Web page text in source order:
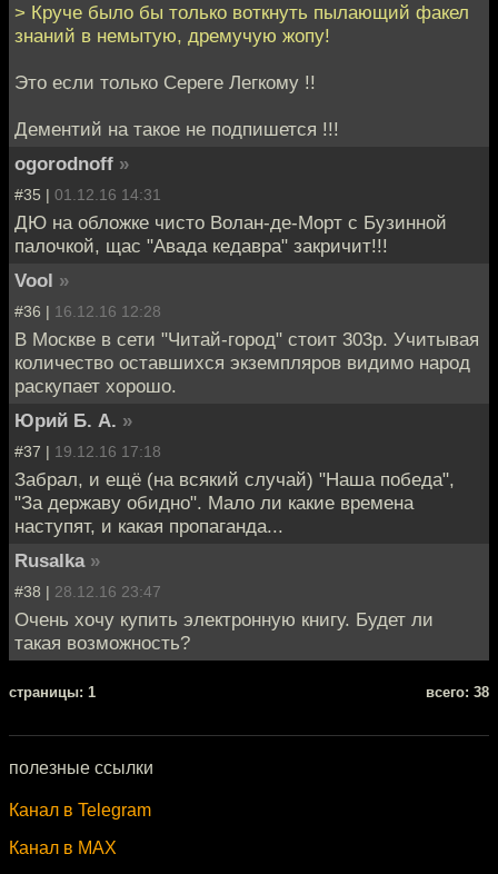
> Круче было бы только воткнуть пылающий факел
знаний в немытую, дремучую жопу!
Это если только Сереге Легкому !!
Дементий на такое не подпишется !!!
ogorodnoff »
#35 | 01.12.16 14:31
ДЮ на обложке чисто Волан-де-Морт с Бузинной
палочкой, щас "Авада кедавра" закричит!!!
Vool »
#36 | 16.12.16 12:28
В Москве в сети "Читай-город" стоит 303р. Учитывая
количество оставшихся экземпляров видимо народ
раскупает хорошо.
Юрий Б. А. »
#37 | 19.12.16 17:18
Забрал, и ещё (на всякий случай) "Наша победа",
"За державу обидно". Мало ли какие времена
наступят, и какая пропаганда...
Rusalka »
#38 | 28.12.16 23:47
Очень хочу купить электронную книгу. Будет ли
такая возможность?
cтраницы: 1 всего: 38
полезные ссылки
Канал в Telegram
Канал в MAX